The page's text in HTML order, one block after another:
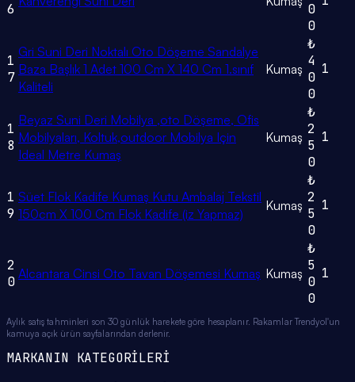
6
0
0
1
7
Gri Suni Deri Noktalı Oto Döşeme Sandalye
Baza Başlık 1 Adet 100 Cm X 140 Cm 1.sınıf
Kaliteli
Kumaş
₺
4
0
0
1
1
8
Beyaz Suni Deri Mobilya ,oto Döşeme, Ofis
Mobilyaları, Koltuk,outdoor Mobilya Için
Ideal Metre Kumaş
Kumaş
₺
2
5
0
1
1
9
Süet Flok Kadife Kumaş Kutu Ambalaj Tekstil
150cm X 100 Cm Flok Kadife (iz Yapmaz)
Kumaş
₺
2
5
0
1
2
0 Alcantara Cinsi Oto Tavan Döşemesi Kumaş Kumaş
₺
5
0
0
1
Aylık satış tahminleri son 30 günlük harekete göre hesaplanır. Rakamlar Trendyol'un
kamuya açık ürün sayfalarından derlenir.
MARKANIN KATEGORİLERİ